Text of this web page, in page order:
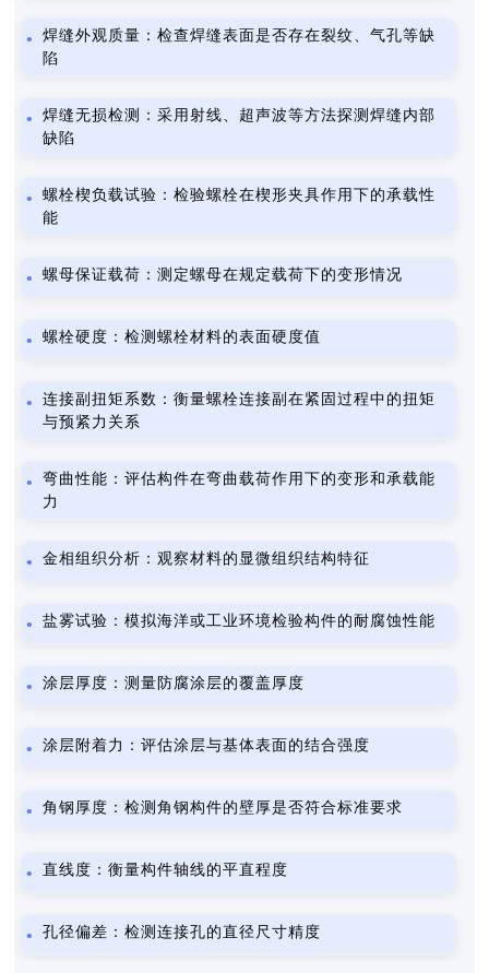
焊缝外观质量：检查焊缝表面是否存在裂纹、气孔等缺
陷
焊缝无损检测：采用射线、超声波等方法探测焊缝内部
缺陷
螺栓楔负载试验：检验螺栓在楔形夹具作用下的承载性
能
螺母保证载荷：测定螺母在规定载荷下的变形情况
螺栓硬度：检测螺栓材料的表面硬度值
连接副扭矩系数：衡量螺栓连接副在紧固过程中的扭矩
与预紧力关系
弯曲性能：评估构件在弯曲载荷作用下的变形和承载能
力
金相组织分析：观察材料的显微组织结构特征
盐雾试验：模拟海洋或工业环境检验构件的耐腐蚀性能
涂层厚度：测量防腐涂层的覆盖厚度
涂层附着力：评估涂层与基体表面的结合强度
角钢厚度：检测角钢构件的壁厚是否符合标准要求
直线度：衡量构件轴线的平直程度
孔径偏差：检测连接孔的直径尺寸精度